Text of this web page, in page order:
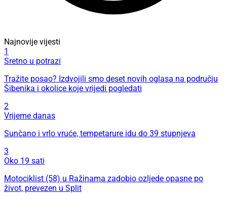
Najnovije vijesti
1
Sretno u potrazi
Tražite posao? Izdvojili smo deset novih oglasa na području
Šibenika i okolice koje vrijedi pogledati
2
Vrijeme danas
Sunčano i vrlo vruće, tempetarure idu do 39 stupnjeva
3
Oko 19 sati
Motociklist (58) u Ražinama zadobio ozljede opasne po
život, prevezen u Split